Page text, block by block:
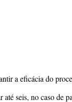
a eficácia do
seis, no caso de